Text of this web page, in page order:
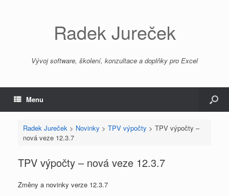
Radek Jureček
Vývoj software, školení, konzultace a doplňky pro Excel
Menu
Radek Jureček > Novinky > TPV výpočty > TPV výpočty –
nová veze 12.3.7
TPV výpočty – nová veze 12.3.7
Změny a novinky verze 12.3.7